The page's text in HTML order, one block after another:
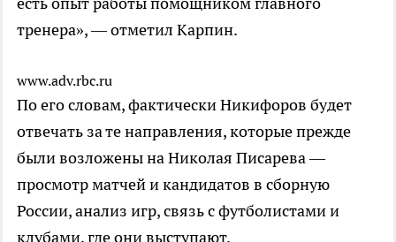
тренера», — отметил Карпин.
www.adv.rbc.ru
По его словам, фактически Никифоров будет
отвечать за те направления, которые прежде
были возложены на Николая Писарева —
просмотр матчей и кандидатов в сборную
России, анализ игр, связь с футболистами и
клубами, где они выступают.